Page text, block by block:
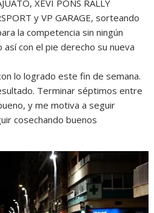
XEVI PONS RALLY
y VP GARAGE, sorteando
la competencia sin ningún
con el pie derecho su nueva
lo logrado este fin de semana.
Terminar séptimos entre
y me motiva a seguir
cosechando buenos